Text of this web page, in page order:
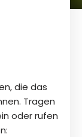
die das
Tragen
oder rufen